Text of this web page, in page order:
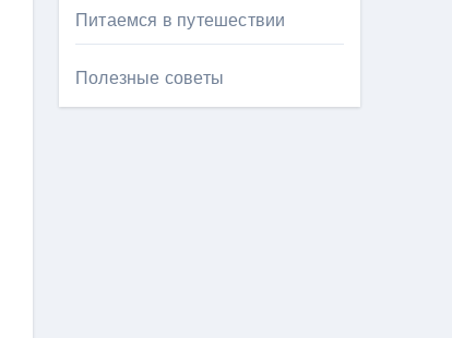
Питаемся в путешествии
Полезные советы